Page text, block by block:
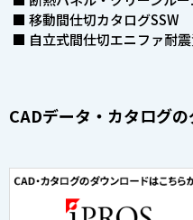
■ 移動間仕切カタログSSW
■ 自立式間仕切エニファ耐
CADデータ・カタログ